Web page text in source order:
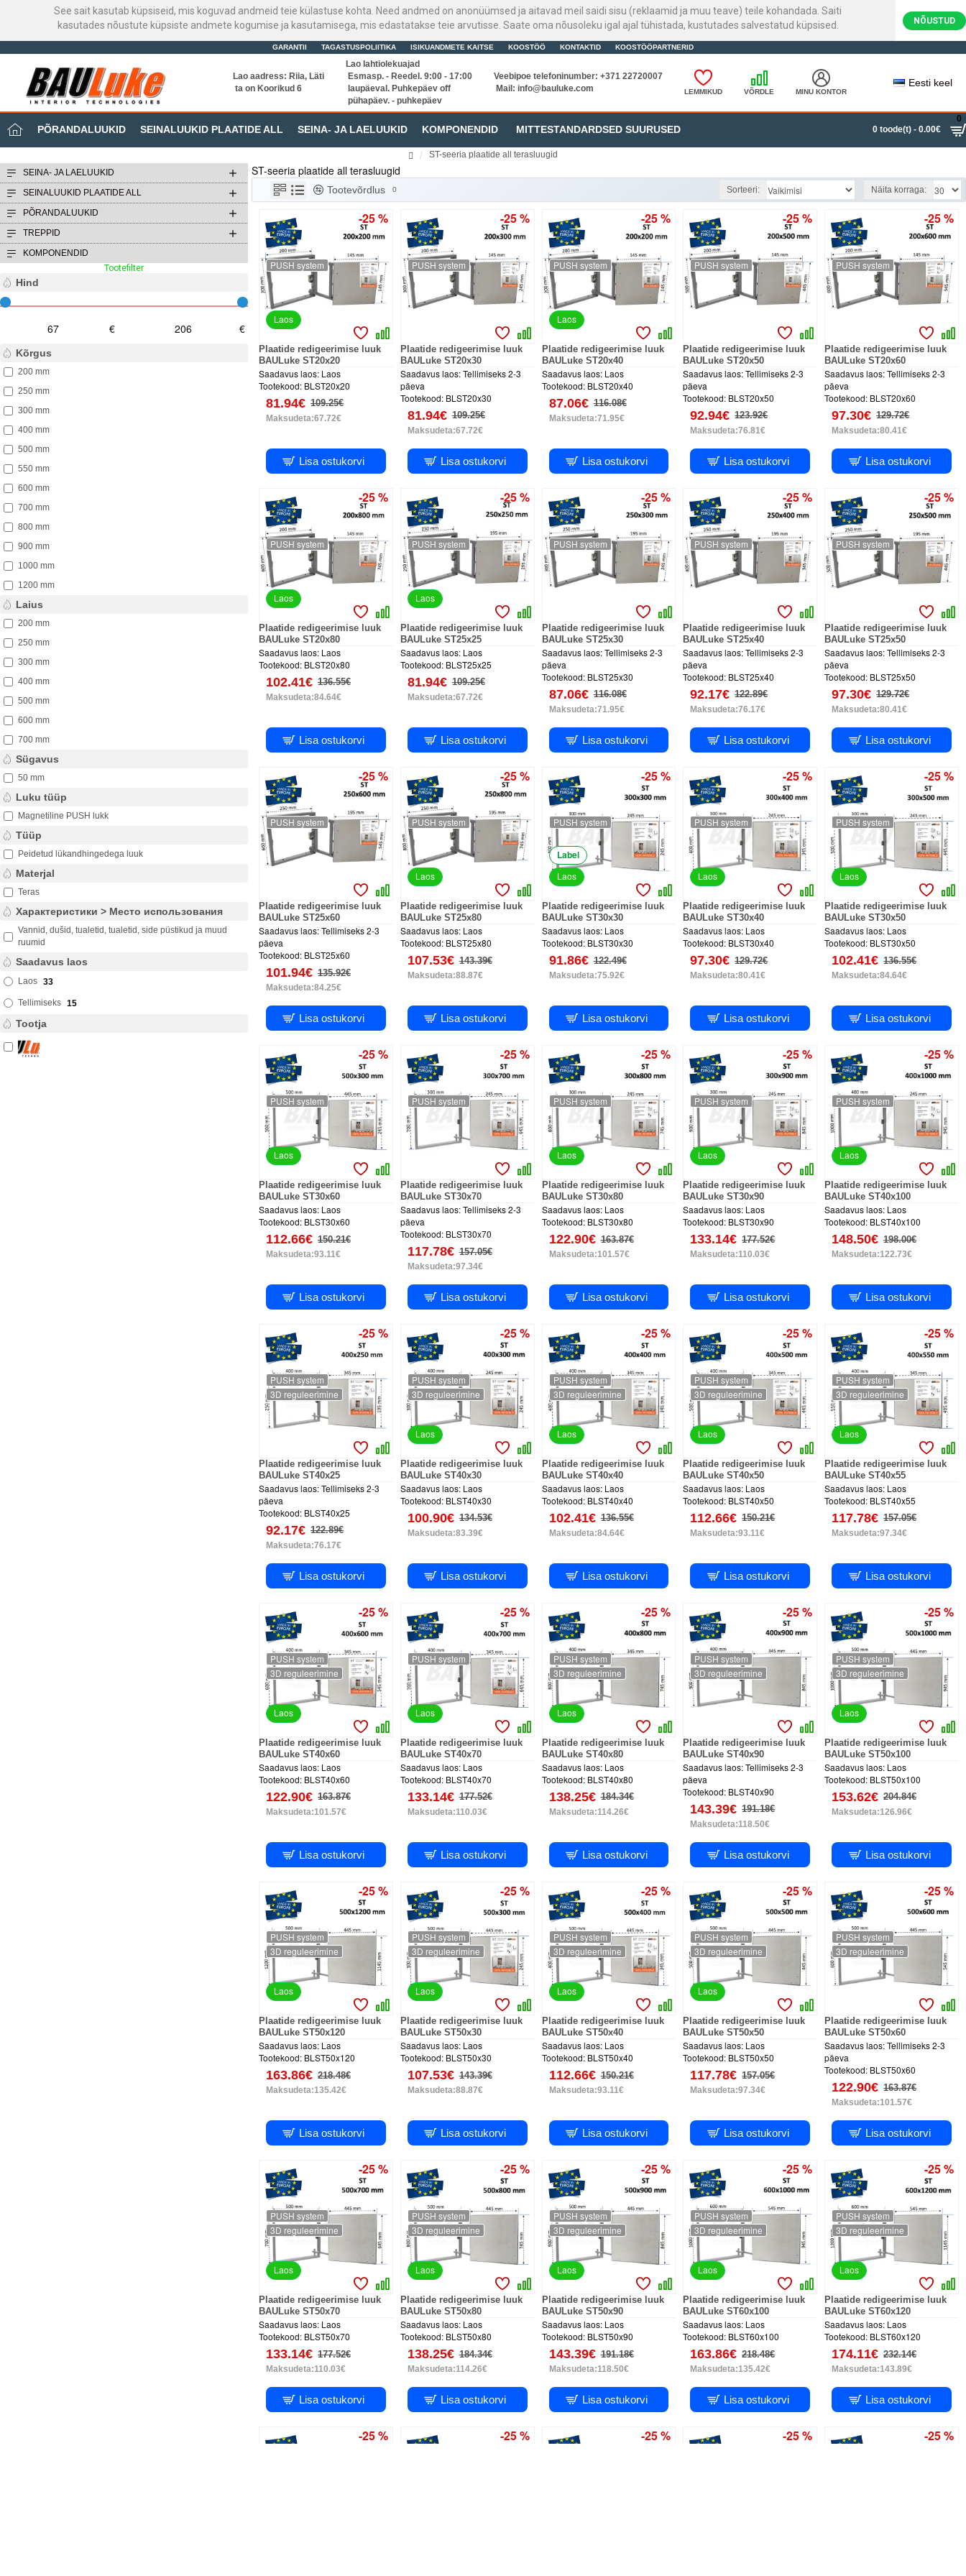
See sait kasutab küpsiseid, mis koguvad andmeid teie külastuse kohta. Need andmed on anonüümsed ja aitavad meil saidi sisu (reklaamid ja muu teave) teile kohandada. Saiti
kasutades nõustute küpsiste andmete kogumise ja kasutamisega, mis edastatakse teie arvutisse. Saate oma nõusoleku igal ajal tühistada, kustutades salvestatud küpsised.
NÕUSTUD
GARANTII TAGASTUSPOLIITIKA ISIKUANDMETE KAITSE KOOSTÖÖ KONTAKTID KOOSTÖÖPARTNERID
Lao aadress: Riia, Läti
ta on Koorikud 6
Lao lahtiolekuajad
Esmasp. - Reedel. 9:00 - 17:00
laupäeval. Puhkepäev off
pühapäev. - puhkepäev
Veebipoe telefoninumber: +371 22720007
Mail: info@bauluke.com LEMMIKUD VÕRDLE MINU KONTOR
Eesti keel
PÕRANDALUUKID SEINALUUKID PLAATIDE ALL SEINA- JA LAELUUKID KOMPONENDID MITTESTANDARDSED SUURUSED 0 toode(t) - 0.00€
0
ST-seeria plaatide all terasluugid
SEINA- JA LAELUUKID
SEINALUUKID PLAATIDE ALL
PÕRANDALUUKID
TREPPID
KOMPONENDID
Tootefilter
Hind
€ €
Tootja
Kõrgus
200 mm
250 mm
300 mm
400 mm
500 mm
550 mm
600 mm
700 mm
800 mm
900 mm
1000 mm
1200 mm
Laius
200 mm
250 mm
300 mm
400 mm
500 mm
600 mm
700 mm
Sügavus
50 mm
Luku tüüp
Magnetiline PUSH lukk
Tüüp
Peidetud lükandhingedega luuk
Materjal
Teras
Характеристики > Место использования
Vannid, dušid, tualetid, tualetid, side püstikud ja muud
ruumid
Saadavus laos
Laos 33
Tellimiseks 15
ST-seeria plaatide all terasluugid
Tootevõrdlus 0 Sorteeri: Näita korraga:
PUSH system
Laos
-25 %
Saadavus laos: Laos
Tootekood: BLST20x20
Plaatide redigeerimise luuk
BAULuke ST20x20
81.94€ 109.25€
Maksudeta:67.72€
Lisa ostukorvi
PUSH system
-25 %
Saadavus laos:Tellimiseks 2-3
päeva
Tootekood: BLST20x30
Plaatide redigeerimise luuk
BAULuke ST20x30
81.94€ 109.25€
Maksudeta:67.72€
Lisa ostukorvi
PUSH system
Laos
-25 %
Saadavus laos: Laos
Tootekood: BLST20x40
Plaatide redigeerimise luuk
BAULuke ST20x40
87.06€ 116.08€
Maksudeta:71.95€
Lisa ostukorvi
PUSH system
-25 %
Saadavus laos:Tellimiseks 2-3
päeva
Tootekood: BLST20x50
Plaatide redigeerimise luuk
BAULuke ST20x50
92.94€ 123.92€
Maksudeta:76.81€
Lisa ostukorvi
PUSH system
-25 %
Saadavus laos:Tellimiseks 2-3
päeva
Tootekood: BLST20x60
Plaatide redigeerimise luuk
BAULuke ST20x60
97.30€ 129.72€
Maksudeta:80.41€
Lisa ostukorvi
PUSH system
Laos
-25 %
Saadavus laos: Laos
Tootekood: BLST20x80
Plaatide redigeerimise luuk
BAULuke ST20x80
102.41€ 136.55€
Maksudeta:84.64€
Lisa ostukorvi
PUSH system
Laos
-25 %
Saadavus laos: Laos
Tootekood: BLST25x25
Plaatide redigeerimise luuk
BAULuke ST25x25
81.94€ 109.25€
Maksudeta:67.72€
Lisa ostukorvi
PUSH system
-25 %
Saadavus laos: Tellimiseks 2-3
päeva
Tootekood: BLST25x30
Plaatide redigeerimise luuk
BAULuke ST25x30
87.06€ 116.08€
Maksudeta:71.95€
Lisa ostukorvi
PUSH system
-25 %
Saadavus laos:Tellimiseks 2-3
päeva
Tootekood: BLST25x40
Plaatide redigeerimise luuk
BAULuke ST25x40
92.17€ 122.89€
Maksudeta:76.17€
Lisa ostukorvi
PUSH system
-25 %
Saadavus laos:Tellimiseks 2-3
päeva
Tootekood: BLST25x50
Plaatide redigeerimise luuk
BAULuke ST25x50
97.30€ 129.72€
Maksudeta:80.41€
Lisa ostukorvi
PUSH system
-25 %
Saadavus laos:Tellimiseks 2-3
päeva
Tootekood: BLST25x60
Plaatide redigeerimise luuk
BAULuke ST25x60
101.94€ 135.92€
Maksudeta:84.25€
Lisa ostukorvi
PUSH system
Laos
-25 %
Saadavus laos: Laos
Tootekood: BLST25x80
Plaatide redigeerimise luuk
BAULuke ST25x80
107.53€ 143.39€
Maksudeta:88.87€
Lisa ostukorvi
PUSH system
Laos
Label
-25 %
Saadavus laos: Laos
Tootekood: BLST30x30
Plaatide redigeerimise luuk
BAULuke ST30x30
91.86€ 122.49€
Maksudeta:75.92€
Lisa ostukorvi
PUSH system
Laos
-25 %
Saadavus laos: Laos
Tootekood: BLST30x40
Plaatide redigeerimise luuk
BAULuke ST30x40
97.30€ 129.72€
Maksudeta:80.41€
Lisa ostukorvi
PUSH system
Laos
-25 %
Saadavus laos: Laos
Tootekood: BLST30x50
Plaatide redigeerimise luuk
BAULuke ST30x50
102.41€ 136.55€
Maksudeta:84.64€
Lisa ostukorvi
PUSH system
Laos
-25 %
Saadavus laos: Laos
Tootekood: BLST30x60
Plaatide redigeerimise luuk
BAULuke ST30x60
112.66€ 150.21€
Maksudeta:93.11€
Lisa ostukorvi
PUSH system
-25 %
Saadavus laos:Tellimiseks 2-3
päeva
Tootekood: BLST30x70
Plaatide redigeerimise luuk
BAULuke ST30x70
117.78€ 157.05€
Maksudeta:97.34€
Lisa ostukorvi
PUSH system
Laos
-25 %
Saadavus laos: Laos
Tootekood: BLST30x80
Plaatide redigeerimise luuk
BAULuke ST30x80
122.90€ 163.87€
Maksudeta:101.57€
Lisa ostukorvi
PUSH system
Laos
-25 %
Saadavus laos: Laos
Tootekood: BLST30x90
Plaatide redigeerimise luuk
BAULuke ST30x90
133.14€ 177.52€
Maksudeta:110.03€
Lisa ostukorvi
PUSH system
Laos
-25 %
Saadavus laos: Laos
Tootekood: BLST40x100
Plaatide redigeerimise luuk
BAULuke ST40x100
148.50€ 198.00€
Maksudeta:122.73€
Lisa ostukorvi
PUSH system
3D reguleerimine
-25 %
Saadavus laos:Tellimiseks 2-3
päeva
Tootekood: BLST40x25
Plaatide redigeerimise luuk
BAULuke ST40x25
92.17€ 122.89€
Maksudeta:76.17€
Lisa ostukorvi
PUSH system
Laos
3D reguleerimine
-25 %
Saadavus laos: Laos
Tootekood: BLST40x30
Plaatide redigeerimise luuk
BAULuke ST40x30
100.90€ 134.53€
Maksudeta:83.39€
Lisa ostukorvi
PUSH system
Laos
3D reguleerimine
-25 %
Saadavus laos: Laos
Tootekood: BLST40x40
Plaatide redigeerimise luuk
BAULuke ST40x40
102.41€ 136.55€
Maksudeta:84.64€
Lisa ostukorvi
PUSH system
Laos
3D reguleerimine
-25 %
Saadavus laos: Laos
Tootekood: BLST40x50
Plaatide redigeerimise luuk
BAULuke ST40x50
112.66€ 150.21€
Maksudeta:93.11€
Lisa ostukorvi
PUSH system
Laos
3D reguleerimine
-25 %
Saadavus laos: Laos
Tootekood: BLST40x55
Plaatide redigeerimise luuk
BAULuke ST40x55
117.78€ 157.05€
Maksudeta:97.34€
Lisa ostukorvi
PUSH system
Laos
3D reguleerimine
-25 %
Saadavus laos: Laos
Tootekood: BLST40x60
Plaatide redigeerimise luuk
BAULuke ST40x60
122.90€ 163.87€
Maksudeta:101.57€
Lisa ostukorvi
PUSH system
Laos
-25 %
Saadavus laos: Laos
Tootekood: BLST40x70
Plaatide redigeerimise luuk
BAULuke ST40x70
133.14€ 177.52€
Maksudeta:110.03€
Lisa ostukorvi
PUSH system
Laos
3D reguleerimine
-25 %
Saadavus laos: Laos
Tootekood: BLST40x80
Plaatide redigeerimise luuk
BAULuke ST40x80
138.25€ 184.34€
Maksudeta:114.26€
Lisa ostukorvi
PUSH system
3D reguleerimine
-25 %
Saadavus laos:Tellimiseks 2-3
päeva
Tootekood: BLST40x90
Plaatide redigeerimise luuk
BAULuke ST40x90
143.39€ 191.18€
Maksudeta:118.50€
Lisa ostukorvi
PUSH system
Laos
3D reguleerimine
-25 %
Saadavus laos: Laos
Tootekood: BLST50x100
Plaatide redigeerimise luuk
BAULuke ST50x100
153.62€ 204.84€
Maksudeta:126.96€
Lisa ostukorvi
PUSH system
Laos
3D reguleerimine
-25 %
Saadavus laos: Laos
Tootekood: BLST50x120
Plaatide redigeerimise luuk
BAULuke ST50x120
163.86€ 218.48€
Maksudeta:135.42€
Lisa ostukorvi
PUSH system
Laos
3D reguleerimine
-25 %
Saadavus laos: Laos
Tootekood: BLST50x30
Plaatide redigeerimise luuk
BAULuke ST50x30
107.53€ 143.39€
Maksudeta:88.87€
Lisa ostukorvi
PUSH system
Laos
3D reguleerimine
-25 %
Saadavus laos: Laos
Tootekood: BLST50x40
Plaatide redigeerimise luuk
BAULuke ST50x40
112.66€ 150.21€
Maksudeta:93.11€
Lisa ostukorvi
PUSH system
Laos
3D reguleerimine
-25 %
Saadavus laos: Laos
Tootekood: BLST50x50
Plaatide redigeerimise luuk
BAULuke ST50x50
117.78€ 157.05€
Maksudeta:97.34€
Lisa ostukorvi
PUSH system
3D reguleerimine
-25 %
Saadavus laos:Tellimiseks 2-3
päeva
Tootekood: BLST50x60
Plaatide redigeerimise luuk
BAULuke ST50x60
122.90€ 163.87€
Maksudeta:101.57€
Lisa ostukorvi
PUSH system
Laos
3D reguleerimine
-25 %
Saadavus laos: Laos
Tootekood: BLST50x70
Plaatide redigeerimise luuk
BAULuke ST50x70
133.14€ 177.52€
Maksudeta:110.03€
Lisa ostukorvi
PUSH system
Laos
3D reguleerimine
-25 %
Saadavus laos: Laos
Tootekood: BLST50x80
Plaatide redigeerimise luuk
BAULuke ST50x80
138.25€ 184.34€
Maksudeta:114.26€
Lisa ostukorvi
PUSH system
Laos
3D reguleerimine
-25 %
Saadavus laos: Laos
Tootekood: BLST50x90
Plaatide redigeerimise luuk
BAULuke ST50x90
143.39€ 191.18€
Maksudeta:118.50€
Lisa ostukorvi
PUSH system
Laos
3D reguleerimine
-25 %
Saadavus laos: Laos
Tootekood: BLST60x100
Plaatide redigeerimise luuk
BAULuke ST60x100
163.86€ 218.48€
Maksudeta:135.42€
Lisa ostukorvi
PUSH system
Laos
3D reguleerimine
-25 %
Saadavus laos: Laos
Tootekood: BLST60x120
Plaatide redigeerimise luuk
BAULuke ST60x120
174.11€ 232.14€
Maksudeta:143.89€
Lisa ostukorvi
-25 % -25 % -25 % -25 % -25 %